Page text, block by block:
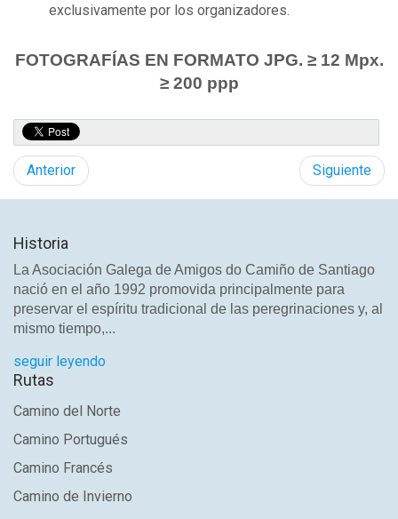
exclusivamente por los organizadores.
FOTOGRAFÍAS EN FORMATO JPG. ≥ 12 Mpx.
≥ 200 ppp
Anterior Siguiente
Historia
La Asociación Galega de Amigos do Camiño de Santiago
nació en el año 1992 promovida principalmente para
preservar el espíritu tradicional de las peregrinaciones y, al
mismo tiempo,...
seguir leyendo
Rutas
Camino del Norte
Camino Portugués
Camino Francés
Camino de Invierno